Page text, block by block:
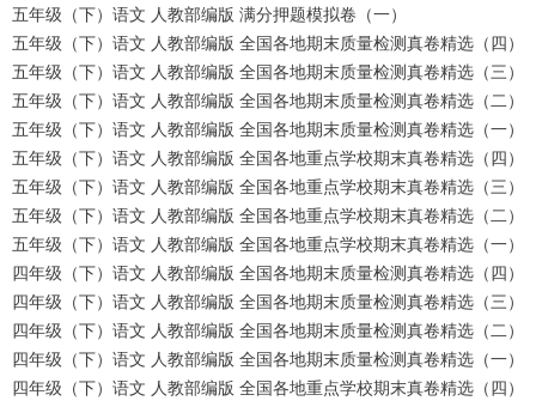
五年级（下）语文 人教部编版 满分押题模拟卷（一）
五年级（下）语文 人教部编版 全国各地期末质量检测真卷精选（四）
五年级（下）语文 人教部编版 全国各地期末质量检测真卷精选（三）
五年级（下）语文 人教部编版 全国各地期末质量检测真卷精选（二）
五年级（下）语文 人教部编版 全国各地期末质量检测真卷精选（一）
五年级（下）语文 人教部编版 全国各地重点学校期末真卷精选（四）
五年级（下）语文 人教部编版 全国各地重点学校期末真卷精选（三）
五年级（下）语文 人教部编版 全国各地重点学校期末真卷精选（二）
五年级（下）语文 人教部编版 全国各地重点学校期末真卷精选（一）
四年级（下）语文 人教部编版 全国各地期末质量检测真卷精选（四）
四年级（下）语文 人教部编版 全国各地期末质量检测真卷精选（三）
四年级（下）语文 人教部编版 全国各地期末质量检测真卷精选（二）
四年级（下）语文 人教部编版 全国各地期末质量检测真卷精选（一）
四年级（下）语文 人教部编版 全国各地重点学校期末真卷精选（四）